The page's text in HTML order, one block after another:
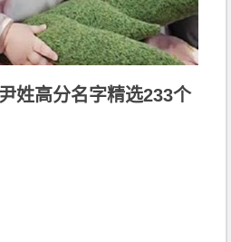
姓高分名字精选233个